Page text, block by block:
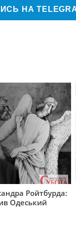
НА
Ройтбурда:
Одеський